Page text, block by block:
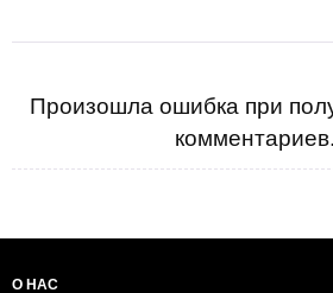
Произошла ошибка при
комментариев.
О НАС